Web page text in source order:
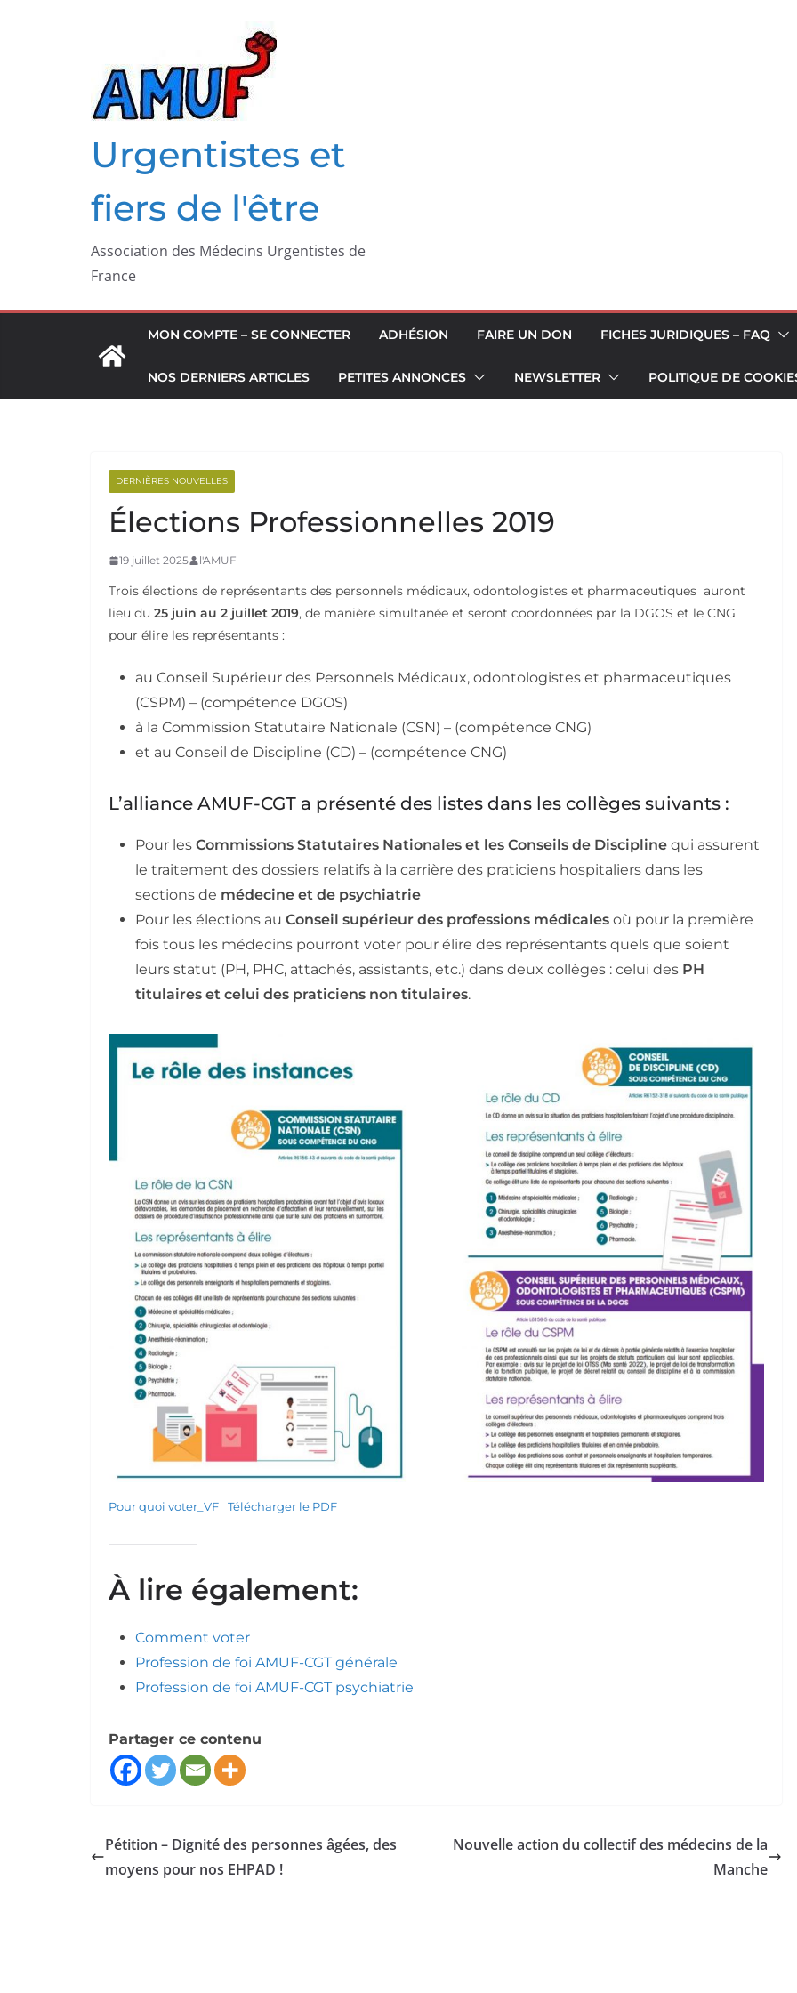
Urgentistes et
fiers de l'être
Association des Médecins Urgentistes de
France
MON COMPTE – SE CONNECTER ADHÉSION FAIRE UN DON FICHES JURIDIQUES – FAQ
NOS DERNIERS ARTICLES PETITES ANNONCES NEWSLETTER POLITIQUE DE
DERNIÈRES NOUVELLES
Élections Professionnelles 2019
19 juillet 2025 l'AMUF
Trois élections de représentants des personnels médicaux, odontologistes et pharmaceutiques auront
lieu du 25 juin au 2 juillet 2019, de manière simultanée et seront coordonnées par la DGOS et le CNG
pour élire les représentants :
au Conseil Supérieur des Personnels Médicaux, odontologistes et pharmaceutiques
(CSPM) – (compétence DGOS)
à la Commission Statutaire Nationale (CSN) – (compétence CNG)
et au Conseil de Discipline (CD) – (compétence CNG)
L’alliance AMUF-CGT a présenté des listes dans les collèges suivants :
Pour les Commissions Statutaires Nationales et les Conseils de Discipline qui assurent
le traitement des dossiers relatifs à la carrière des praticiens hospitaliers dans les
sections de médecine et de psychiatrie
Pour les élections au Conseil supérieur des professions médicales où pour la première
fois tous les médecins pourront voter pour élire des représentants quels que soient
leurs statut (PH, PHC, attachés, assistants, etc.) dans deux collèges : celui des PH
titulaires et celui des praticiens non titulaires.
Pour quoi voter_VF Télécharger le PDF
À lire également:
Comment voter
Profession de foi AMUF-CGT générale
Profession de foi AMUF-CGT psychiatrie
Partager ce contenu
Pétition – Dignité des personnes âgées, des
moyens pour nos EHPAD !
Nouvelle action du collectif des médecins de la
Manche